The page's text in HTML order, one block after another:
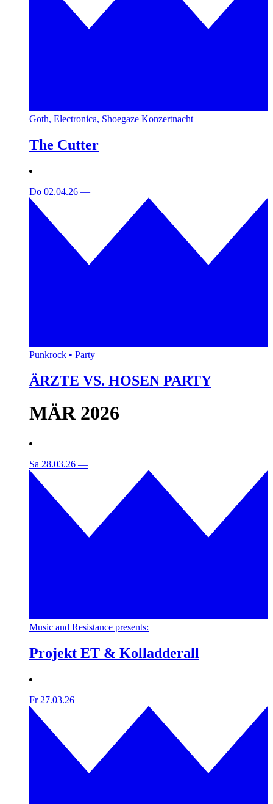
Goth, Electronica, Shoegaze Konzertnacht
The Cutter
Do 02.04.26 —
Punkrock • Party
ÄRZTE VS. HOSEN PARTY
MÄR 2026
Sa 28.03.26 —
Music and Resistance presents:
Projekt ET & Kolladderall
Fr 27.03.26 —